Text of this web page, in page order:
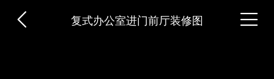
 复式办公室进门前厅装修图 